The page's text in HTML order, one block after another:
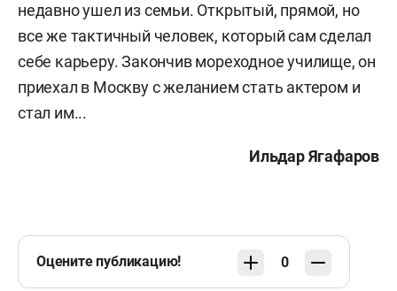
недавно ушел из семьи. Открытый, прямой, но
все же тактичный человек, который сам сделал
себе карьеру. Закончив мореходное училище, он
приехал в Москву с желанием стать актером и
стал им...
Ильдар Ягафаров
Оцените публикацию! 0